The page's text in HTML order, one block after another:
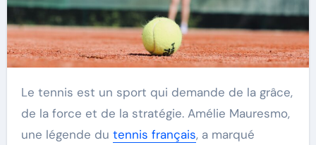
Le tennis est un sport qui demande de la grâce,
de la force et de la stratégie. Amélie Mauresmo,
une légende du tennis français, a marqué